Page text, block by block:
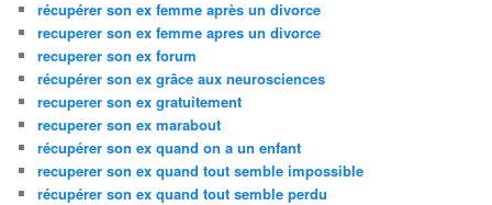
récupérer son ex femme après un divorce
recuperer son ex femme apres un divorce
recuperer son ex forum
récupérer son ex grâce aux neurosciences
recuperer son ex gratuitement
recuperer son ex marabout
récupérer son ex quand on a un enfant
recuperer son ex quand tout semble impossible
récupérer son ex quand tout semble perdu